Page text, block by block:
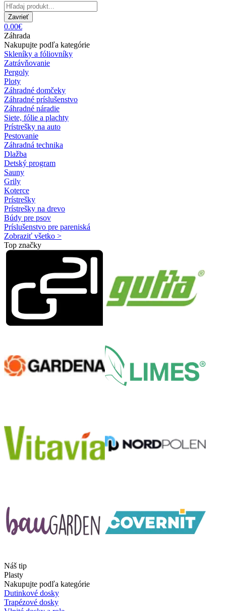
Zavrieť
0.00€
Záhrada
Nakupujte podľa kategórie
Skleníky a fóliovníky
Zatrávňovanie
Pergoly
Ploty
Záhradné domčeky
Záhradné príslušenstvo
Záhradné náradie
Siete, fólie a plachty
Prístrešky na auto
Pestovanie
Záhradná technika
Dlažba
Detský program
Sauny
Grily
Koterce
Prístrešky
Prístrešky na drevo
Búdy pre psov
Príslušenstvo pre pareniská
Zobraziť všetko >
Top značky
Náš tip
Plasty
Nakupujte podľa kategórie
Dutinkové dosky
Trapézové dosky